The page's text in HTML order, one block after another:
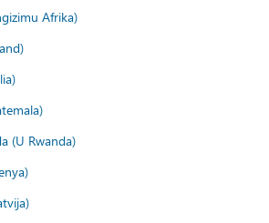
Afrika)
(U Rwanda)